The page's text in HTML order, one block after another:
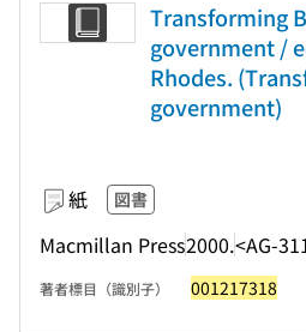
Transforming
government /
Rhodes.
government)
紙 図書
Macmillan Press2000.<AG-
著者標目（識別子） 001217318